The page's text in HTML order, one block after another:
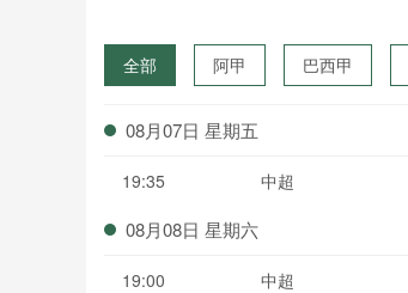
全部 阿甲 巴西甲
波黑联
08月07日 星期五
19:35 中超
08月08日 星期六
19:00 中超